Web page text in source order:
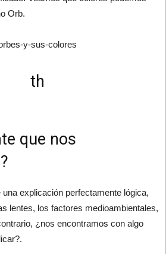
Orb.
que nos
explicación perfectamente lógica,
lentes, los factores medioambientales,
¿nos encontramos con algo